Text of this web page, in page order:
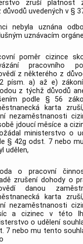
zruší platnost
důvodů uvedených v §
nebyla uznána
uznávacím
poměr cizince
pracovního
z některého z
písm. a) až e)
z týchž důvodů
podle § 56
karta
nezaměstnanosti
jdoucí měsíce a
ministerstvo o
§ 42g odst. 7 nebo
udělen,
o pracovní
zrušení dohody o
danou
karta
nezaměstnanosti
a cizinec v této
o udělení
7 nebo mu tento